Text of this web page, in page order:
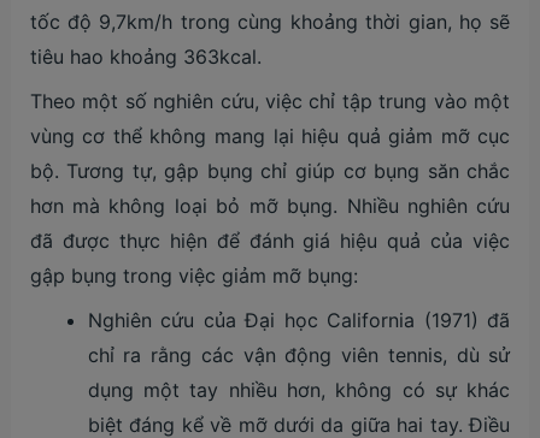
tốc độ 9,7km/h trong cùng khoảng thời gian, họ sẽ
tiêu hao khoảng 363kcal.
Theo một số nghiên cứu, việc chỉ tập trung vào một
vùng cơ thể không mang lại hiệu quả giảm mỡ cục
bộ. Tương tự, gập bụng chỉ giúp cơ bụng săn chắc
hơn mà không loại bỏ mỡ bụng. Nhiều nghiên cứu
đã được thực hiện để đánh giá hiệu quả của việc
gập bụng trong việc giảm mỡ bụng:
Nghiên cứu của Đại học California (1971) đã
chỉ ra rằng các vận động viên tennis, dù sử
dụng một tay nhiều hơn, không có sự khác
biệt đáng kể về mỡ dưới da giữa hai tay. Điều